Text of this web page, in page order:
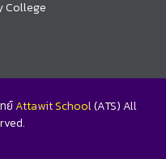
College
ย์Attawit School(ATS) All